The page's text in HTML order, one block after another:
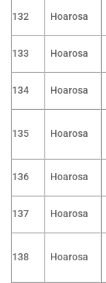
132 Hoarosa
133 Hoarosa
134 Hoarosa
135 Hoarosa
136 Hoarosa
137 Hoarosa
138 Hoarosa